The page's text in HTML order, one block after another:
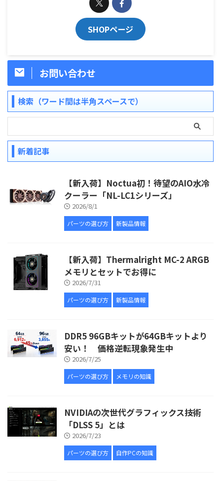
SHOPページ
お問い合わせ
検索（ワード間は半角スペースで）
新着記事
【新入荷】Noctua初！待望のAIO水冷
クーラー「NL-LC1シリーズ」
2026/8/1
パーツの選び方 新製品情報
【新入荷】Thermalright MC-2 ARGB
メモリとセットでお得に
2026/7/31
パーツの選び方 新製品情報
DDR5 96GBキットが64GBキットより
安い！ 価格逆転現象発生中
2026/7/25
パーツの選び方 メモリの知識
NVIDIAの次世代グラフィックス技術
「DLSS 5」とは
2026/7/23
パーツの選び方 自作PCの知識